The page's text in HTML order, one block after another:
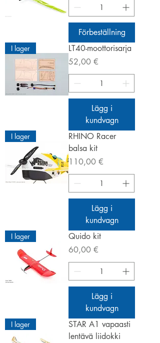
Förbeställning
I lager
LT40-moottorisarja
Pris
52,00 €
Lägg i
kundvagn
I lager
RHINO Racer
balsa kit
Pris
110,00 €
Lägg i
kundvagn
I lager
Quido kit
Pris
60,00 €
Lägg i
kundvagn
I lager
STAR A1 vapaasti
lentävä liidokki